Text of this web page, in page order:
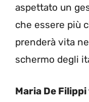
aspettato un
che essere più
prenderà vita
schermo degli
Maria De